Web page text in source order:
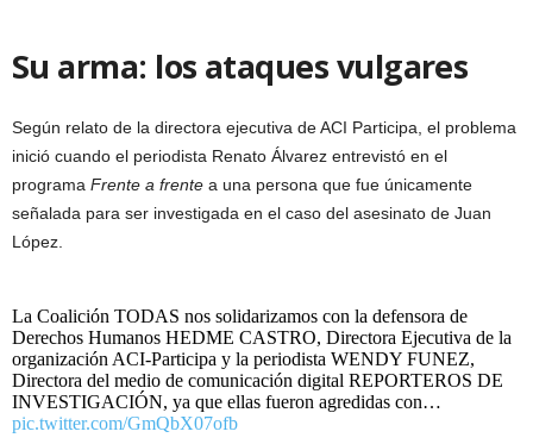
Su arma: los ataques vulgares
Según relato de la directora ejecutiva de ACI Participa, el problema
inició cuando el periodista Renato Álvarez entrevistó en el
programa Frente a frente a una persona que fue únicamente
señalada para ser investigada en el caso del asesinato de Juan
López.
La Coalición TODAS nos solidarizamos con la defensora de
Derechos Humanos HEDME CASTRO, Directora Ejecutiva de la
organización ACI-Participa y la periodista WENDY FUNEZ,
Directora del medio de comunicación digital REPORTEROS DE
INVESTIGACIÓN, ya que ellas fueron agredidas con…
pic.twitter.com/GmQbX07ofb